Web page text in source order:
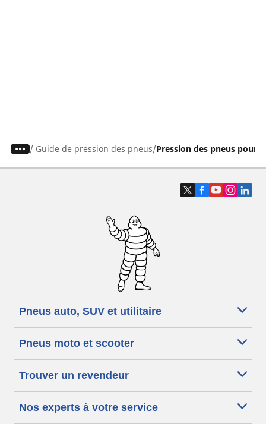
/ Guide de pression des pneus Pression des pneus pour
Pneus auto, SUV et utilitaire
Pneus moto et scooter
Trouver un revendeur
Nos experts à votre service